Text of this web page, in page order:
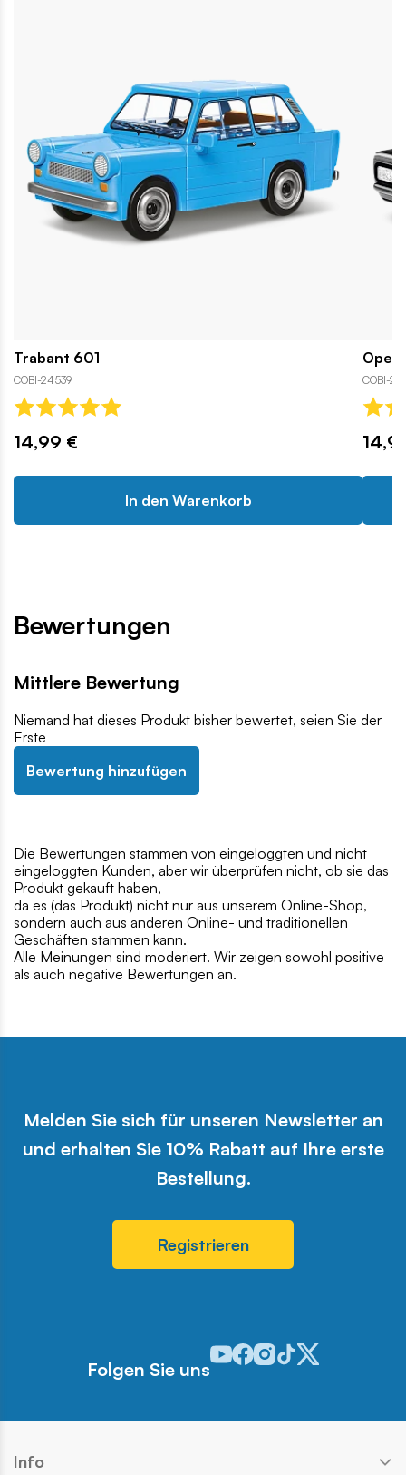
Trabant 601
COBI-24539
14,99 €
In den Warenkorb
Opel
COBI-
Bewertungen
Mittlere Bewertung
Niemand hat dieses Produkt bisher bewertet, seien Sie der
Erste
Bewertung hinzufügen
Die Bewertungen stammen von eingeloggten und nicht
eingeloggten Kunden, aber wir überprüfen nicht, ob sie das
Produkt gekauft haben,
da es (das Produkt) nicht nur aus unserem Online-Shop,
sondern auch aus anderen Online- und traditionellen
Geschäften stammen kann.
Alle Meinungen sind moderiert. Wir zeigen sowohl positive
als auch negative Bewertungen an.
Melden Sie sich für unseren Newsletter an
und erhalten Sie 10% Rabatt auf Ihre erste
Bestellung.
Registrieren
Folgen Sie uns
Odwiedź nasz profil w serwisie
Odwiedź nasz profil w
Odwiedź nasz profil w
Odwiedź nasz profil
Odwiedź nasz
Info